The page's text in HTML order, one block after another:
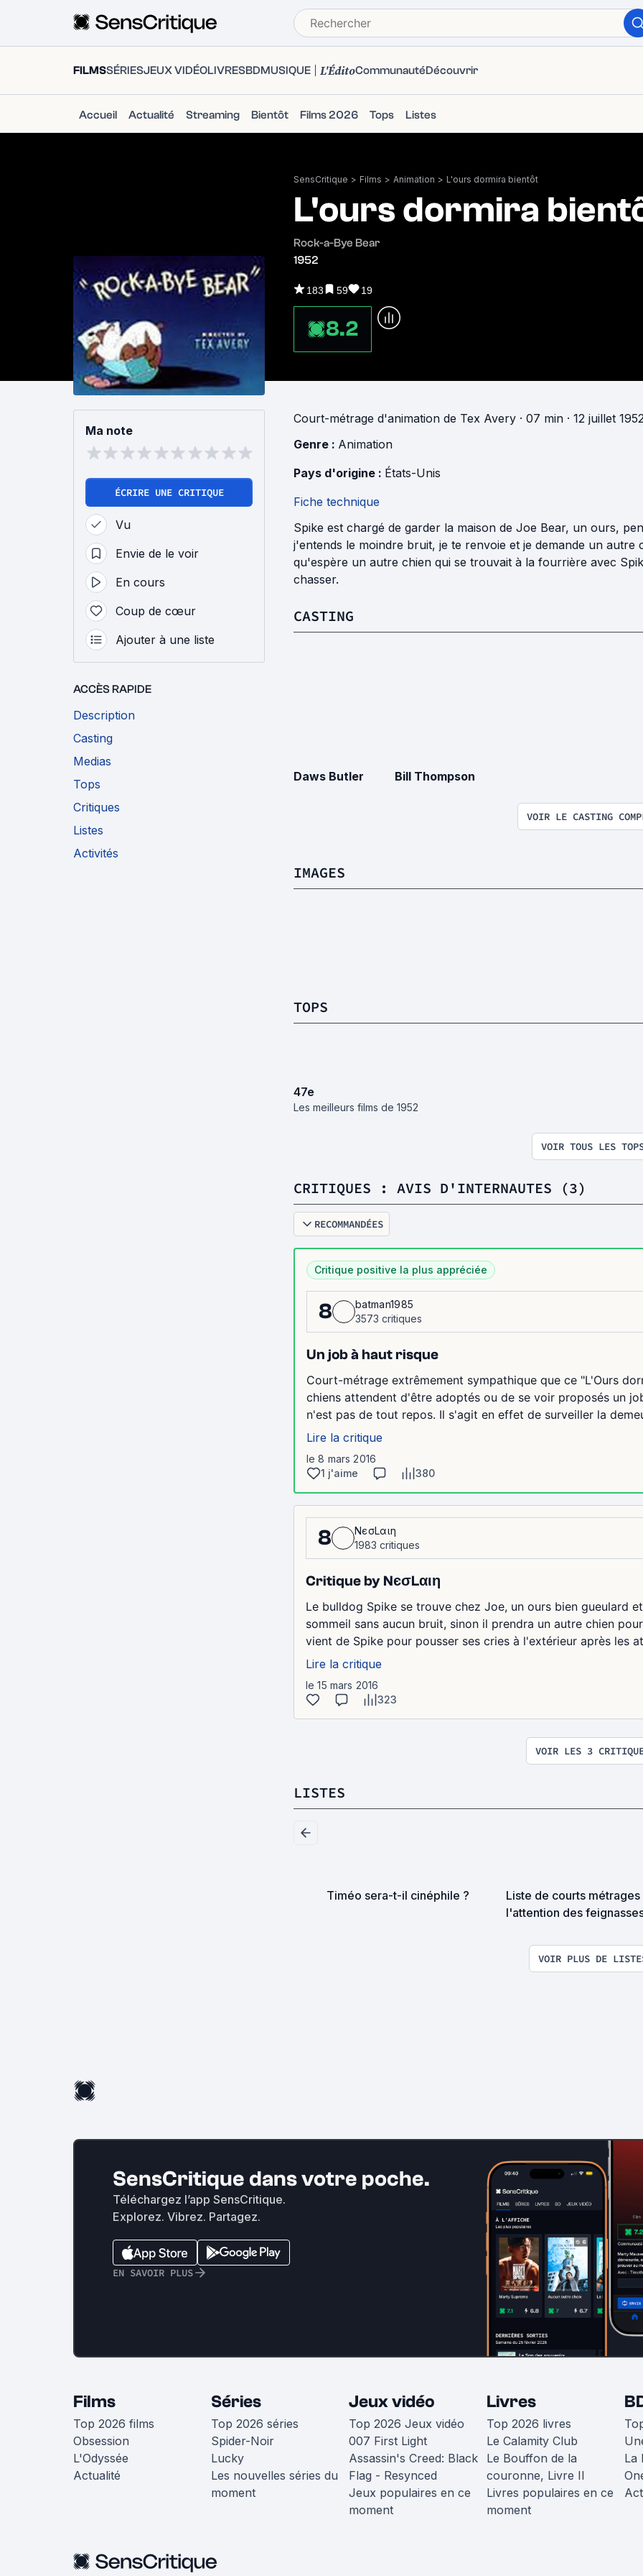
FILMSSÉRIESJEUX VIDÉOLIVRESBDMUSIQUE L'ÉditoCommunautéDécouvrir
Accueil Actualité Streaming Bientôt Films 2026 Tops Listes
SensCritique > Films > Animation > L'ours dormira bientôt
L'ours dormira
Rock-a-Bye Bear
1952
183 59 19
8.2
Ma note
ÉCRIRE UNE CRITIQUE
Vu
Envie de le voir
En cours
Coup de cœur
Ajouter à une liste
ACCÈS RAPIDE
Description
Casting
Medias
Tops
Critiques
Listes
Activités
Court-métrage d'animation de Tex Avery · 07 min · 12 juillet
Genre : Animation
Pays d'origine : États-Unis
Fiche technique
Spike est chargé de garder la maison de Joe Bear, un ours,
j'entends le moindre bruit, je te renvoie et je demande un autre
qu'espère un autre chien qui se trouvait à la fourrière avec
chasser.
CASTING
Daws Butler Bill Thompson
VOIR LE CASTING
IMAGES
TOPS
47e
Les meilleurs films de 1952
VOIR TOUS LES
CRITIQUES : AVIS D'INTERNAUTES (3)
RECOMMANDÉES
Critique positive la plus appréciée
8
batman1985
3573 critiques
Un job à haut risque
Court-métrage extrêmement sympathique que ce "L'Ours
chiens attendent d'être adoptés ou de se voir proposés un
n'est pas de tout repos. Il s'agit en effet de surveiller la
Lire la critique
le 8 mars 2016
1 j'aime
380
8
NєσLαιη
1983 critiques
Critique by NєσLαιη
Le bulldog Spike se trouve chez Joe, un ours bien gueulard
sommeil sans aucun bruit, sinon il prendra un autre chien
vient de Spike pour pousser ses cries à l'extérieur après les
Lire la critique
le 15 mars 2016
323
VOIR LES 3
LISTES
Timéo sera-t-il cinéphile ?
Liste de courts métrages
l'attention des
VOIR PLUS DE
SensCritique dans votre poche.
Téléchargez l’app SensCritique.
Explorez. Vibrez. Partagez.
EN SAVOIR PLUS
Films
Top 2026 films
Obsession
L'Odyssée
Actualité
Séries
Top 2026 séries
Spider-Noir
Lucky
Les nouvelles séries du
moment
Jeux vidéo
Top 2026 Jeux vidéo
007 First Light
Assassin's Creed: Black
Flag - Resynced
Jeux populaires en ce
moment
Livres
Top 2026 livres
Le Calamity Club
Le Bouffon de la
couronne, Livre II
Livres populaires en ce
moment
La